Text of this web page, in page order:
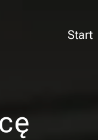
Start